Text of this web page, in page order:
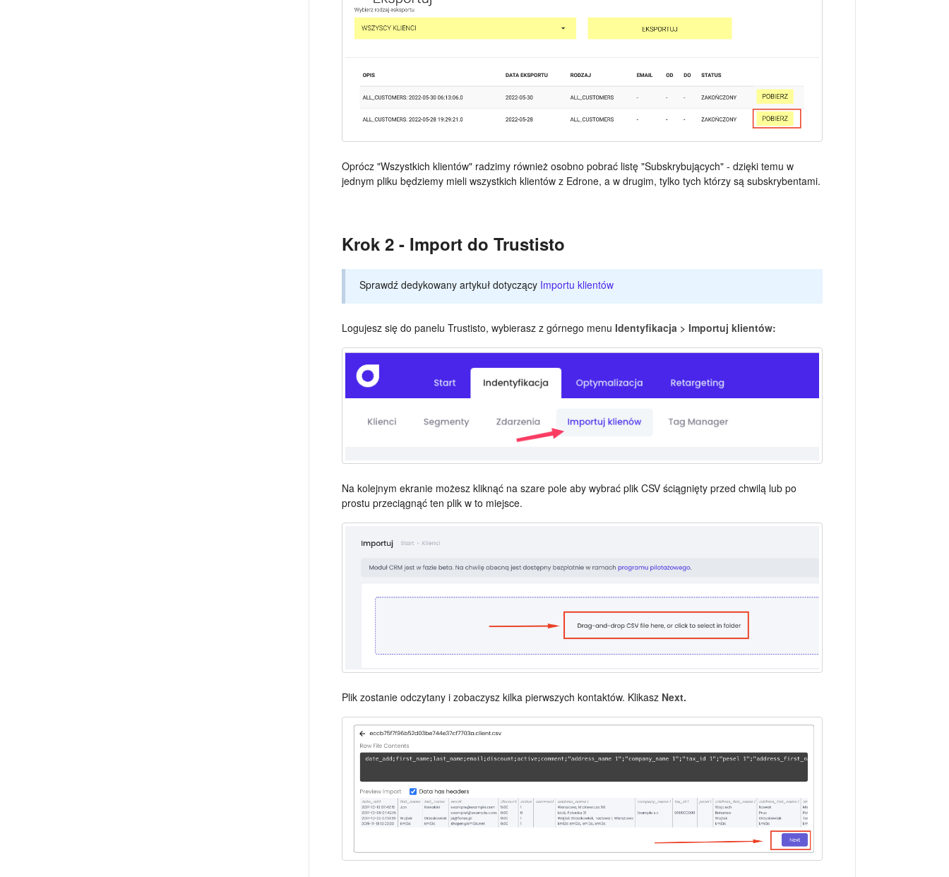
Oprócz "Wszystkich klientów" radzimy również osobno pobrać listę "Subskrybujących" - dzięki temu w
jednym pliku będziemy mieli wszystkich klientów z Edrone, a w drugim, tylko tych którzy są subskrybentami.
Krok 2 - Import do Trustisto
Sprawdź dedykowany artykuł dotyczący Importu klientów
Logujesz się do panelu Trustisto, wybierasz z górnego menu Identyfikacja > Importuj klientów:
Na kolejnym ekranie możesz kliknąć na szare pole aby wybrać plik CSV ściągnięty przed chwilą lub po
prostu przeciągnąć ten plik w to miejsce.
Plik zostanie odczytany i zobaczysz kilka pierwszych kontaktów. Klikasz Next.